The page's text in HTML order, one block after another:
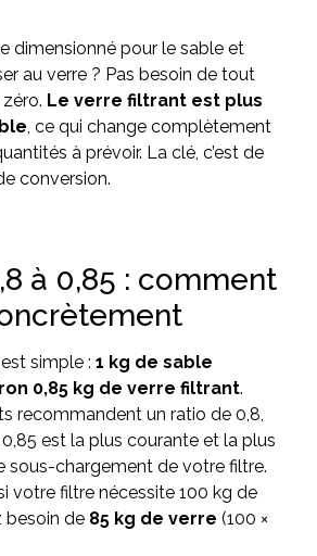
dimensionné pour le sable et
au verre ? Pas besoin de tout
Le verre filtrant est plus
, ce qui change complètement
à prévoir. La clé, c’est de
conversion.
à 0,85 : comment
simple : 1 kg de sable
0,85 kg de verre filtrant.
recommandent un ratio de 0,8,
est la plus courante et la plus
sous-chargement de votre filtre.
votre filtre nécessite 100 kg de
besoin de 85 kg de verre (100 ×